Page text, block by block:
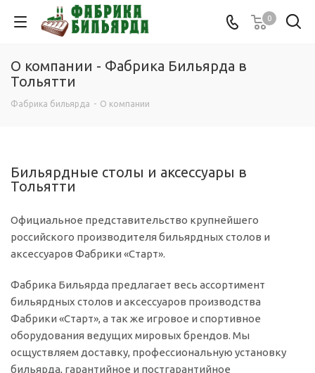
0
О компании - Фабрика Бильярда в
Тольятти
Фабрика бильярда - О компании
Бильярдные столы и аксессуары в
Тольятти
Официальное представительство крупнейшего
российского производителя бильярдных столов и
аксессуаров Фабрики «Старт».
Фабрика Бильярда предлагает весь ассортимент
бильярдных столов и аксессуаров производства
Фабрики «Старт», а так же игровое и спортивное
оборудования ведущих мировых брендов. Мы
осщуствляем доставку, профессиональную установку
бильярда, гарантийное и постгарантийное